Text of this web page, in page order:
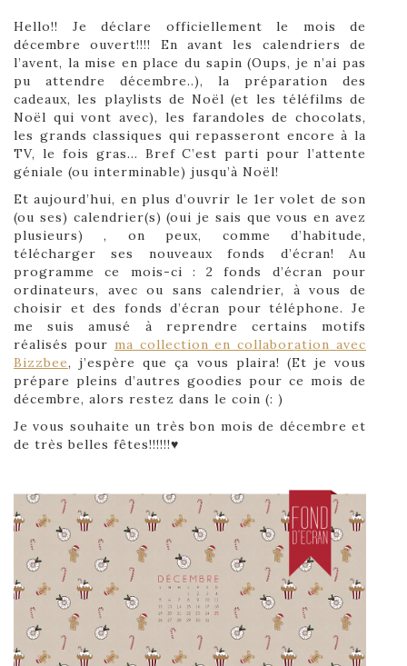
Hello!! Je déclare officiellement le mois de
décembre ouvert!!!! En avant les calendriers de
l’avent, la mise en place du sapin (Oups, je n’ai pas
pu attendre décembre..), la préparation des
cadeaux, les playlists de Noël (et les téléfilms de
Noël qui vont avec), les farandoles de chocolats,
les grands classiques qui repasseront encore à la
TV, le fois gras… Bref C’est parti pour l’attente
géniale (ou interminable) jusqu’à Noël!
Et aujourd’hui, en plus d’ouvrir le 1er volet de son
(ou ses) calendrier(s) (oui je sais que vous en avez
plusieurs) , on peux, comme d’habitude,
télécharger ses nouveaux fonds d’écran! Au
programme ce mois-ci : 2 fonds d’écran pour
ordinateurs, avec ou sans calendrier, à vous de
choisir et des fonds d’écran pour téléphone. Je
me suis amusé à reprendre certains motifs
réalisés pour ma collection en collaboration avec
Bizzbee, j’espère que ça vous plaira! (Et je vous
prépare pleins d’autres goodies pour ce mois de
décembre, alors restez dans le coin (: )
Je vous souhaite un très bon mois de décembre et
de très belles fêtes!!!!!!♥